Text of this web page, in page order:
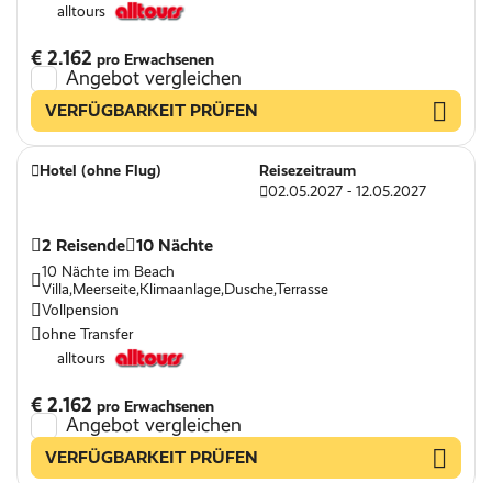
alltours
€ 2.162 pro Erwachsenen
Angebot vergleichen
VERFÜGBARKEIT PRÜFEN
Hotel (ohne Flug)
Reisezeitraum
02.05.2027 - 12.05.2027
2 Reisende 10 Nächte
10 Nächte im Beach
Villa,Meerseite,Klimaanlage,Dusche,Terrasse
Vollpension
ohne Transfer
alltours
€ 2.162 pro Erwachsenen
Angebot vergleichen
VERFÜGBARKEIT PRÜFEN